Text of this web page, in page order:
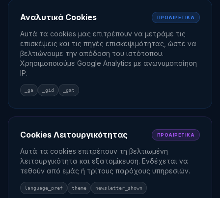
Αναλυτικά Cookies ΠΡΟΑΙΡΕΤΙΚΆ
Αυτά τα cookies μας επιτρέπουν να μετράμε τις
επισκέψεις και τις πηγές επισκεψιμότητας, ώστε να
βελτιώνουμε την απόδοση του ιστότοπου.
Χρησιμοποιούμε Google Analytics με ανωνυμοποίηση
IP.
_ga _gid _gat
Cookies Λειτουργικότητας ΠΡΟΑΙΡΕΤΙΚΆ
Αυτά τα cookies επιτρέπουν τη βελτιωμένη
λειτουργικότητα και εξατομίκευση. Ενδέχεται να
τεθούν από εμάς ή τρίτους παρόχους υπηρεσιών.
language_pref theme newsletter_shown